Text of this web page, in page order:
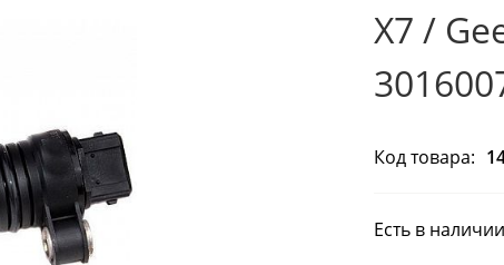
Х7 /
Код товара:
Есть в наличии